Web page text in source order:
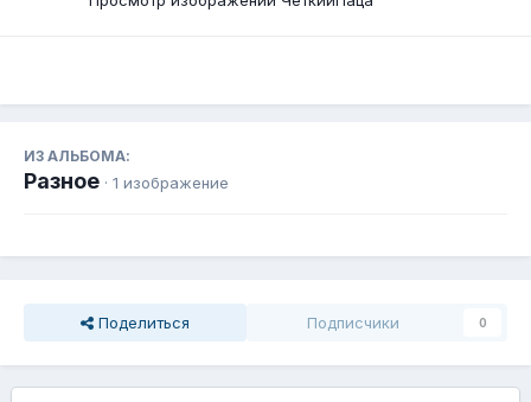
ИЗ АЛЬБОМА:
Разное · 1 изображение
Поделиться Подписчики 0